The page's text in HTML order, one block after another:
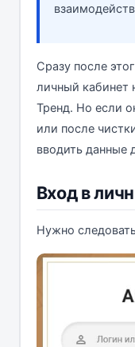
Сразу после
личный кабинет
Тренд. Но если
или после
вводить данные
Вход в
Нужно